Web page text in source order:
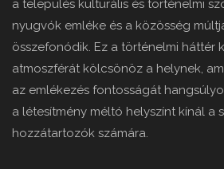
a település kulturális és történelmi
nyugvók emléke és a közösség
összefonódik. Ez a történelmi háttér
atmoszférát kölcsönöz a helynek,
az emlékezés fontosságát
a létesítmény méltó helyszínt kínál a
hozzátartozók számára.